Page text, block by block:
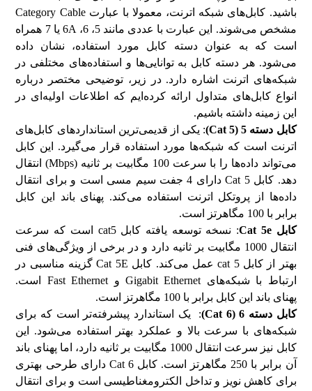
باشید. کابل‌های شبکه اترنت، معمولا با عبارت Category Cable
مشخص می‌شوند. این عبارت با عددی مانند 5، 6، 6A یا 7 همراه
است که به عنوان دسته کابل مورد استفاده، نشان داده
می‌شود. هر دسته کابل به توانایی‌ها و استفاده‌های مختلفی در
شبکه‌های اترنت اشاره دارد. در زیر، توضیحی مختصر درباره
انواع کابل‌های متداول ارائه کرده‌ایم که اطلاعات اولیه‌ای در
این زمینه داشته باشیم.
کابل دسته 5 (
Cat 5
): یکی از قدیمی‌ترین استانداردهای کابل‌های
اترنت است که شبکه‌ها مورد استفاده قرار می‌گیرد. این کابل
می‌تواند داده‌ها را با سرعت 100 مگابیت بر ثانیه (Mbps) انتقال
دهد. کابل Cat 5 دارای 4 جفت سیم مسی است و برای انتقال
داده‌ها از پروتکل اترنت استفاده می‌کند. پهنای باند این کابل
برابر با 100 مگاهرتز است.
کابلCat 5e
: نسخه توسعه یافته کابل cat5 است که سرعت
انتقال 1000 مگابیت بر ثانیه دارد و در برخی از ویژگی‌های فنی
بهتر از کابل cat 5 عمل می‌کند. کابل Cat 5E گزینه مناسبی در
ارتباط با شبکه‌های Gigabit Ethernet و Fast Ethernet است.
پهنای باند این کابل برابر با 100 مگاهرتز است.
کابل دسته 6 (
Cat 6
): یک استاندارد پیشرفته‌تر است که برای
شبکه‌های با سرعت بالا و عملکرد بهتر استفاده می‌شود. این
کابل نیز سرعت انتقال 1000 مگابیت بر ثانیه دارد، اما پهنای باند
آن برابر با 250 مگاهرتز است. کابل Cat 6 دارای طرحی بهتری
برای کاهش نویز و تداخل الکترومغناطیسی است و برای انتقال